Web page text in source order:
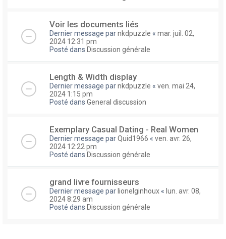
Voir les documents liés
Dernier message parnkdpuzzle « mar. juil. 02,
2024 12:31 pm
Posté dans Discussion générale
Length & Width display
Dernier message parnkdpuzzle « ven. mai 24,
2024 1:15 pm
Posté dans General discussion
Exemplary Сasual Dating - Real Women
Dernier message parQuid1966 « ven. avr. 26,
2024 12:22 pm
Posté dans Discussion générale
grand livre fournisseurs
Dernier message par lionelginhoux « lun. avr. 08,
2024 8:29 am
Posté dans Discussion générale